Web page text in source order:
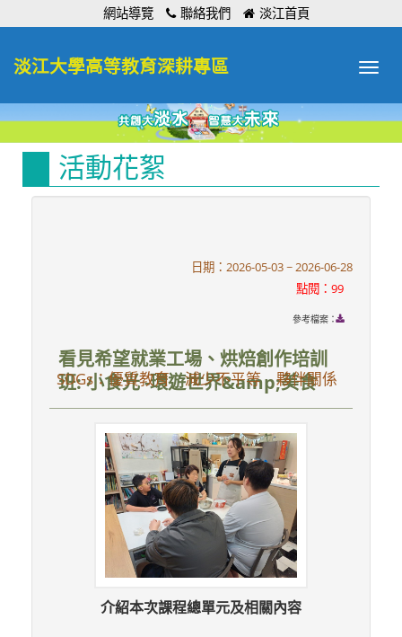
網站導覽 聯絡我們 淡江首頁
Toggle
淡江大學高等教育深耕專區
活動花絮
日期：2026-05-03 ~ 2026-06-28
點閱：99
參考檔案：
看見希望就業工場、烘焙創作培訓
班: 小食光 -環遊世界&amp;美食
SDGs：優質教育 減少不平等 夥伴關係
介紹本次課程總單元及相關內容